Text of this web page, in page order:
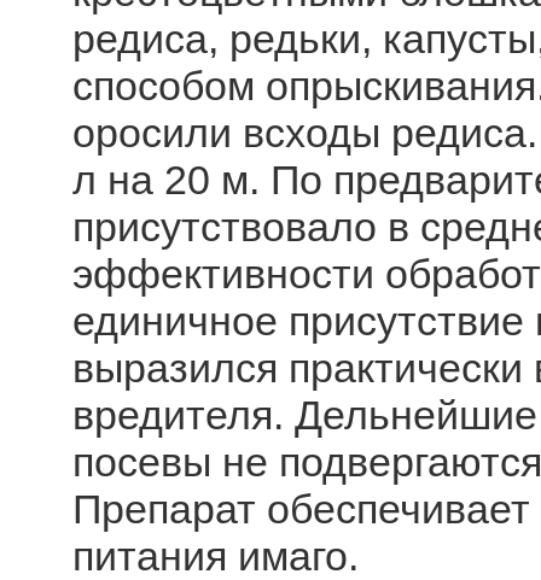
редиса, редьки,
способом
оросили всходы
л на 20 м. По
присутствовало в
эффективности
единичное
выразился
вредителя.
посевы не
Препарат
питания имаго.